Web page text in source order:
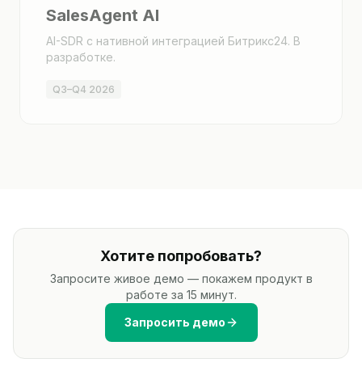
SalesAgent AI
AI-SDR с нативной интеграцией Битрикс24. В
разработке.
Q3–Q4 2026
Хотите попробовать?
Запросите живое демо — покажем продукт в
работе за 15 минут.
Запросить демо